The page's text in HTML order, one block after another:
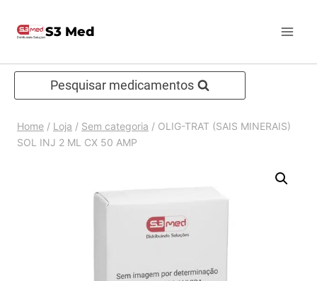
para
Conteúdo
S3 Med
Pesquisar medicamentos
Home / Loja / Sem categoria / OLIG-TRAT (SAIS MINERAIS)
SOL INJ 2 ML CX 50 AMP